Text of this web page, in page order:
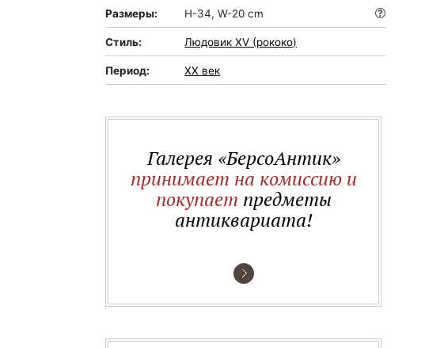
Размеры: H-34, W-20 cm
Стиль: Людовик XV (рококо)
Период: XX век
Галерея «БерсоАнтик»
принимает на комиссию и
покупает предметы
антиквариата!